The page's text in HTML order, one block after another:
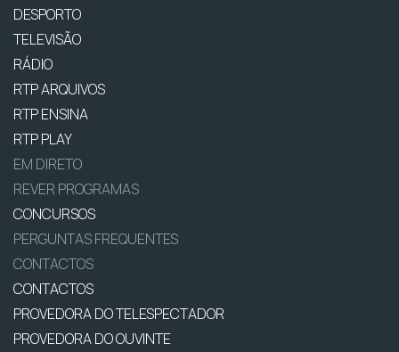
DESPORTO
TELEVISÃO
RÁDIO
RTP ARQUIVOS
RTP ENSINA
RTP PLAY
EM DIRETO
REVER PROGRAMAS
CONCURSOS
PERGUNTAS FREQUENTES
CONTACTOS
CONTACTOS
PROVEDORA DO TELESPECTADOR
PROVEDORA DO OUVINTE